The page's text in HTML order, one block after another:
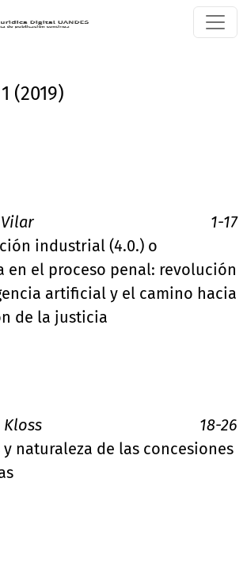
(2019)
1-17
industrial (4.0.) o
en el proceso penal: revolución
artificial y el camino hacia
de la justicia
18-26
y naturaleza de las concesiones